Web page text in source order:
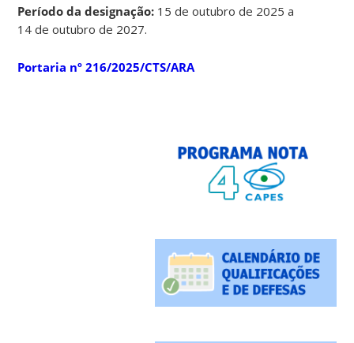
Período da designação: 15 de outubro de 2025 a
14 de outubro de 2027.
Portaria nº 216/2025/CTS/ARA